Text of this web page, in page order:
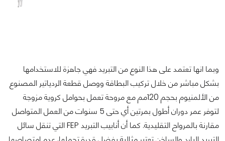
وبما انها تعتمد على هذا النوع من التبريد فهي جاهزة للاستخدامها
بشكل مباشر من خلال تركيب البطاقة ووصل قطعة الردياتير المصنوع
من الألمنيوم بحجم 120مم مع مروحة تعمل بحوامل كروية مزوجة
لتوفر عمر دوران أطول بمرتين أي حتى 5 سنوات من العمل المتواصل
مقارنة بالمرواح التقليدية. كما أن أنابيب التبريد FEP التي تنقل سائل